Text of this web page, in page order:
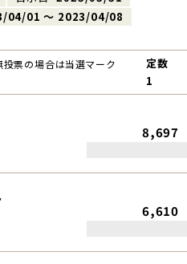
04/01 〜 2023/04/08
投票の場合は当選マーク
定数
1
8,697
6,610